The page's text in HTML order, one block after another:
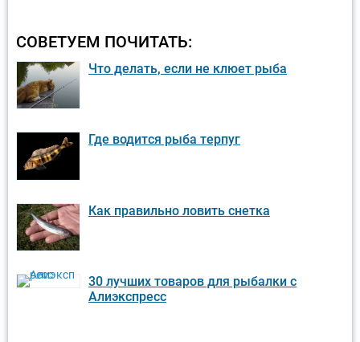
СОВЕТУЕМ ПОЧИТАТЬ:
Что делать, если не клюет рыба
Где водится рыба терпуг
Как правильно ловить снетка
30 лучших товаров для рыбалки с
Алиэкспресс